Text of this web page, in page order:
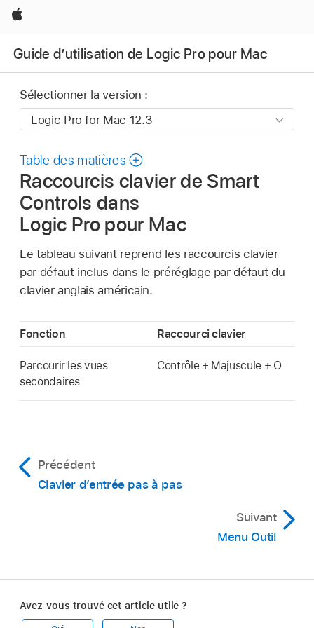
Apple
Guide d’utilisation de Logic Pro pour Mac
Sélectionner la version :
Table des matières
Raccourcis clavier de Smart
Controls dans
Logic Pro pour Mac
Le tableau suivant reprend les raccourcis clavier
par défaut inclus dans le préréglage par défaut du
clavier anglais américain.
Fonction Raccourci clavier
Parcourir les vues
secondaires
Contrôle + Majuscule + O
Précédent
Clavier d’entrée pas à pas
Suivant
Menu Outil
Avez-vous trouvé cet article utile ?